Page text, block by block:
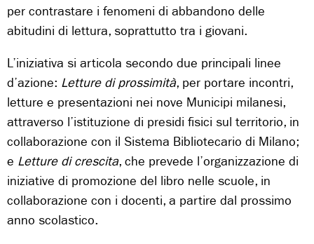
per contrastare i fenomeni di abbandono delle
abitudini di lettura, soprattutto tra i giovani.
L’iniziativa si articola secondo due principali linee
d’azione: Letture di prossimità, per portare incontri,
letture e presentazioni nei nove Municipi milanesi,
attraverso l’istituzione di presidi fisici sul territorio, in
collaborazione con il Sistema Bibliotecario di Milano;
e Letture di crescita, che prevede l’organizzazione di
iniziative di promozione del libro nelle scuole, in
collaborazione con i docenti, a partire dal prossimo
anno scolastico.